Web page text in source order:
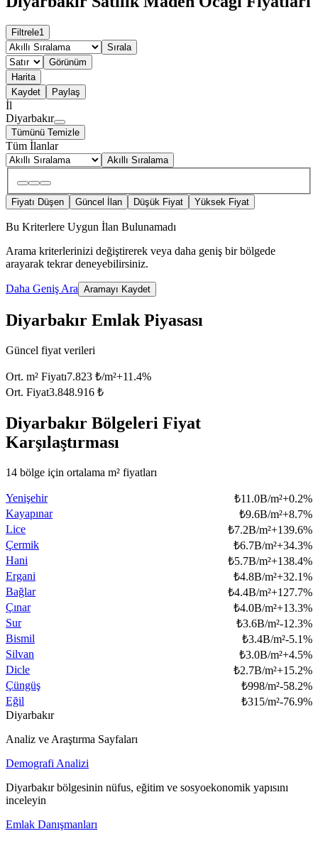
Filtrele1
Sırala
Görünüm
Harita
Kaydet
Paylaş
İl
Diyarbakır
Tümünü Temizle
Tüm İlanlar
Akıllı Sıralama
Fiyatı Düşen Güncel İlan Düşük Fiyat Yüksek Fiyat
Bu Kriterlere Uygun İlan Bulunamadı
Arama kriterlerinizi değiştirerek veya daha geniş bir bölgede
arayarak tekrar deneyebilirsiniz.
Daha Geniş Ara Aramayı Kaydet
Diyarbakır Emlak Piyasası
Güncel fiyat verileri
Ort. m² Fiyatı7.823 ₺/m²+11.4%
Ort. Fiyat3.848.916 ₺
Diyarbakır Bölgeleri Fiyat
Karşılaştırması
14 bölge için ortalama m² fiyatları
Yenişehir ₺11.0B/m²+0.2%
Kayapınar
₺9.6B/m²+8.7%
Lice
₺7.2B/m²+139.6%
Çermik
₺6.7B/m²+34.3%
Hani
₺5.7B/m²+138.4%
Ergani
₺4.8B/m²+32.1%
Bağlar
₺4.4B/m²+127.7%
Çınar
₺4.0B/m²+13.3%
Sur
₺3.6B/m²-12.3%
Bismil
₺3.4B/m²-5.1%
Silvan
₺3.0B/m²+4.5%
Dicle
₺2.7B/m²+15.2%
Çüngüş
₺998/m²-58.2%
Eğil
₺315/m²-76.9%
Diyarbakır
Analiz ve Araştırma Sayfaları
Demografi Analizi
Diyarbakır bölgesinin nüfus, eğitim ve sosyoekonomik yapısını
inceleyin
Emlak Danışmanları